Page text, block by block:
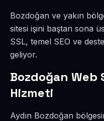
Bozdoğan ve yakın
sitesi işini baştan sona
SSL, temel SEO ve
geliyor.
Bozdoğan Web
Hizmeti
Aydın Bozdoğan